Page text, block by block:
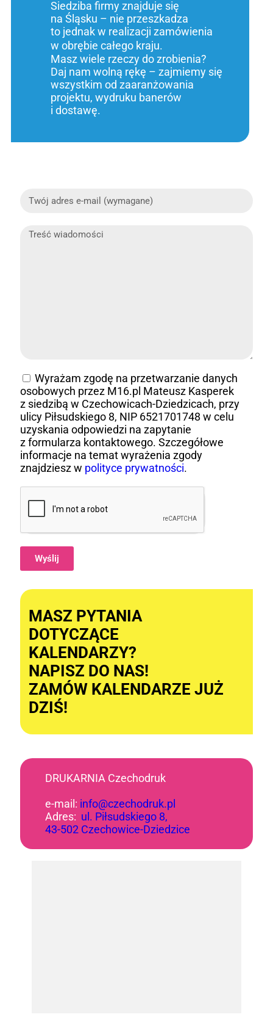
Siedziba firmy znajduje się
na Śląsku – nie przeszkadza
to jednak w realizacji zamówienia
w obrębie całego kraju.
Masz wiele rzeczy do zrobienia?
Daj nam wolną rękę – zajmiemy się
wszystkim od zaaranżowania
projektu, wydruku banerów
i dostawę.
Wyrażam zgodę na przetwarzanie danych
osobowych przez M16.pl Mateusz Kasperek
z siedzibą w Czechowicach-Dziedzicach, przy
ulicy Piłsudskiego 8, NIP 6521701748 w celu
uzyskania odpowiedzi na zapytanie
z formularza kontaktowego. Szczegółowe
informacje na temat wyrażenia zgody
znajdziesz w polityce prywatności.
Wyślij
MASZ PYTANIA
DOTYCZĄCE
KALENDARZY?
NAPISZ DO NAS!
ZAMÓW KALENDARZE JUŻ
DZIŚ!
DRUKARNIA Czechodruk
e-mail: info@czechodruk.pl
Adres: ul. Piłsudskiego 8,
43-502 Czechowice-Dziedzice